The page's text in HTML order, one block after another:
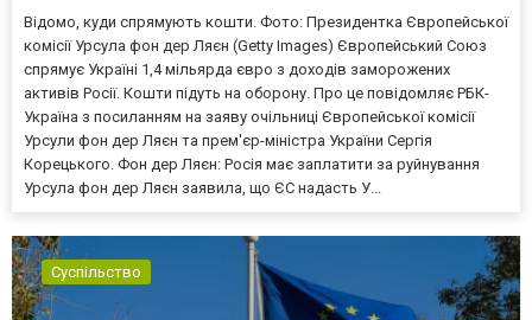
Відомо, куди спрямують кошти. Фото: Президентка Європейської
комісії Урсула фон дер Ляєн (Getty Images) Європейський Союз
спрямує Україні 1,4 мільярда євро з доходів заморожених
активів Росії. Кошти підуть на оборону. Про це повідомляє РБК-
Україна з посиланням на заяву очільниці Європейської комісії
Урсули фон дер Ляєн та прем'єр-міністра України Сергія
Корецького. Фон дер Ляєн: Росія має заплатити за руйнування
Урсула фон дер Ляєн заявила, що ЄС надасть У...
Суспільство